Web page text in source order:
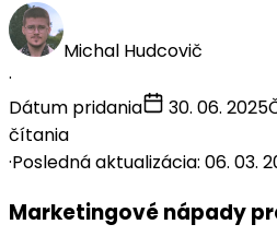
Michal Hudcovič
·
Dátum pridania
30. 06. 2025
čítania
·Posledná aktualizácia: 06. 03.
Marketingové nápady